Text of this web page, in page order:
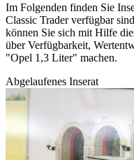
Im Folgenden finden Sie
Classic Trader verfügbar
können Sie sich mit Hilfe
über Verfügbarkeit,
"Opel 1,3 Liter" machen.
Abgelaufenes Inserat